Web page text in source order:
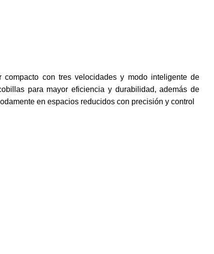
con tres velocidades y modo inteligente de
para mayor eficiencia y durabilidad, además de
en espacios reducidos con precisión y control